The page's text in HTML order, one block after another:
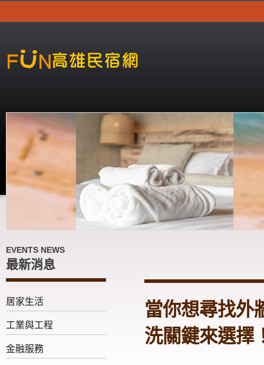
EVENTS NEWS
最新消息
居家生活
工業與工程
金融服務
當你想尋找外
洗關鍵來選擇